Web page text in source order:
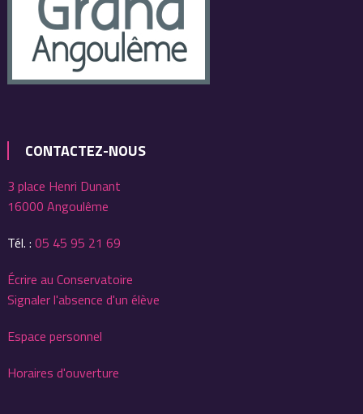
CONTACTEZ-NOUS
3 place Henri Dunant
16000 Angoulême
Tél. : 05 45 95 21 69
Écrire au Conservatoire
Signaler l'absence d'un élève
Espace personnel
Horaires d'ouverture